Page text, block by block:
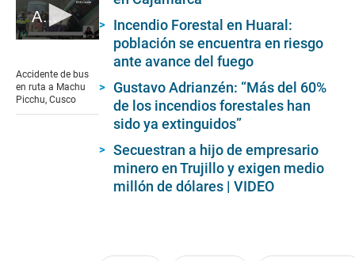
Accidente de bus en Cusco
of
5
minutes,
Accidente de bus
en ruta a Machu
Picchu, Cusco
Incendio Forestal en Huaral:
población se encuentra en riesgo
ante avance del fuego
Gustavo Adrianzén: “Más del 60%
de los incendios forestales han
sido ya extinguidos”
Secuestran a hijo de empresario
minero en Trujillo y exigen medio
millón de dólares | VIDEO